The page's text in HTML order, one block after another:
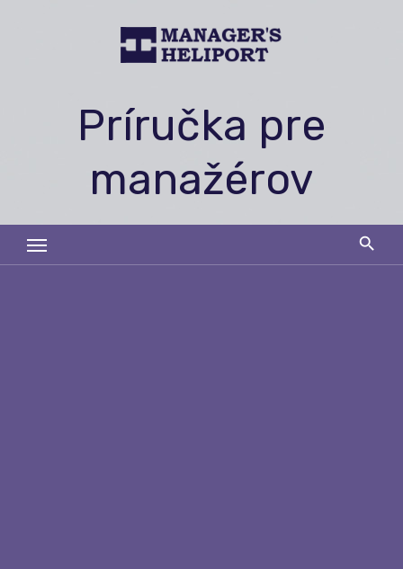
Príručka pre
manažérov